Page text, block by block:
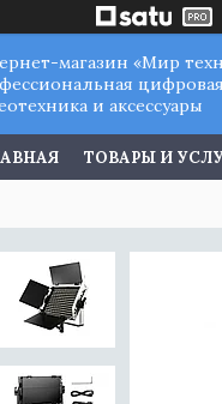
магазин «Мир
и аксессуары
ТОВАРЫ И